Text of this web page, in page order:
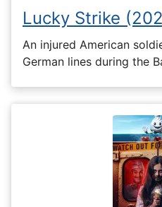
Lucky Strike
An injured American
German lines during the